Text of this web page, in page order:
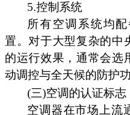
5.控制系统
所有空调系统均
置。对于大型复杂的中
的运行效果，通常会选
动调控与全天候的防护功
(三)空调的认证标志
空调器在市场上流